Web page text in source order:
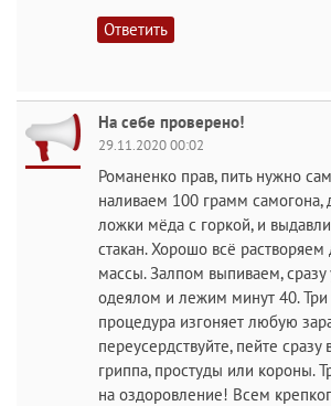
Ответить
На себе проверено!
29.11.2020 00:02
Романенко прав, пить нужно
наливаем 100 грамм самогона,
ложки мёда с горкой, и
стакан. Хорошо всё
массы. Залпом выпиваем, сразу
одеялом и лежим минут 40. Три
процедура изгоняет любую
переусердствуйте, пейте сразу
гриппа, простуды или короны.
на оздоровление! Всем